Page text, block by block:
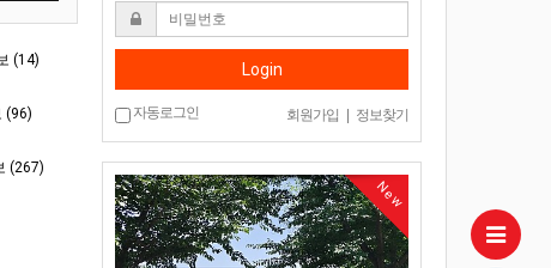
(14)
(96)
(267)
Login
자동로그인 회원가입 정보찾기
New